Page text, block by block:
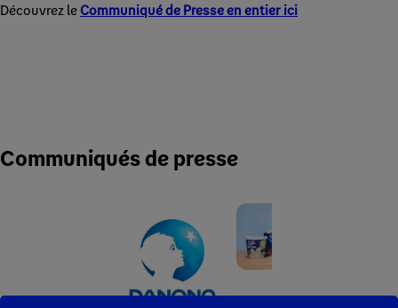
Découvrez le Communiqué de Presse en entier ici
Communiqués de presse